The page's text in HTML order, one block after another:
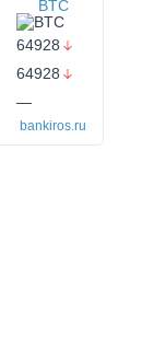
BTC
64928
64928
—
bankiros.ru